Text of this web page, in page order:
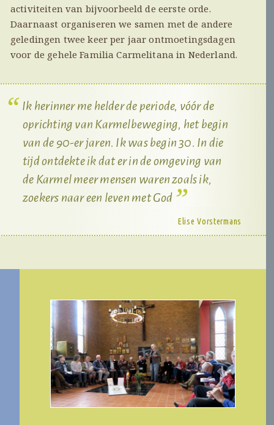
activiteiten van bijvoorbeeld de eerste orde.
Daarnaast organiseren we samen met de andere
geledingen twee keer per jaar ontmoetingsdagen
voor de gehele Familia Carmelitana in Nederland.
Ik herinner me helder de periode, vóór de
oprichting van Karmelbeweging, het begin
van de 90-er jaren. Ik was begin 30. In die
tijd ontdekte ik dat er in de omgeving van
de Karmel meer mensen waren zoals ik,
zoekers naar een leven met God
Elise Vorstermans